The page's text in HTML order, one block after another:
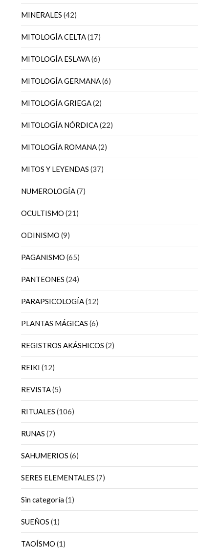
MINERALES (42)
MITOLOGÍA CELTA(17)
MITOLOGÍA ESLAVA(6)
MITOLOGÍA GERMANA(6)
MITOLOGÍA GRIEGA(2)
MITOLOGÍA NÓRDICA(22)
MITOLOGÍA ROMANA(2)
MITOS Y LEYENDAS (37)
NUMEROLOGÍA(7)
OCULTISMO (21)
ODINISMO (9)
PAGANISMO (65)
PANTEONES (24)
PARAPSICOLOGÍA(12)
PLANTAS MÁGICAS (6)
REGISTROS AKÁSHICOS (2)
REIKI (12)
REVISTA(5)
RITUALES (106)
RUNAS (7)
SAHUMERIOS (6)
SERES ELEMENTALES (7)
Sin categoría(1)
SUEÑOS (1)
TAOÍSMO (1)